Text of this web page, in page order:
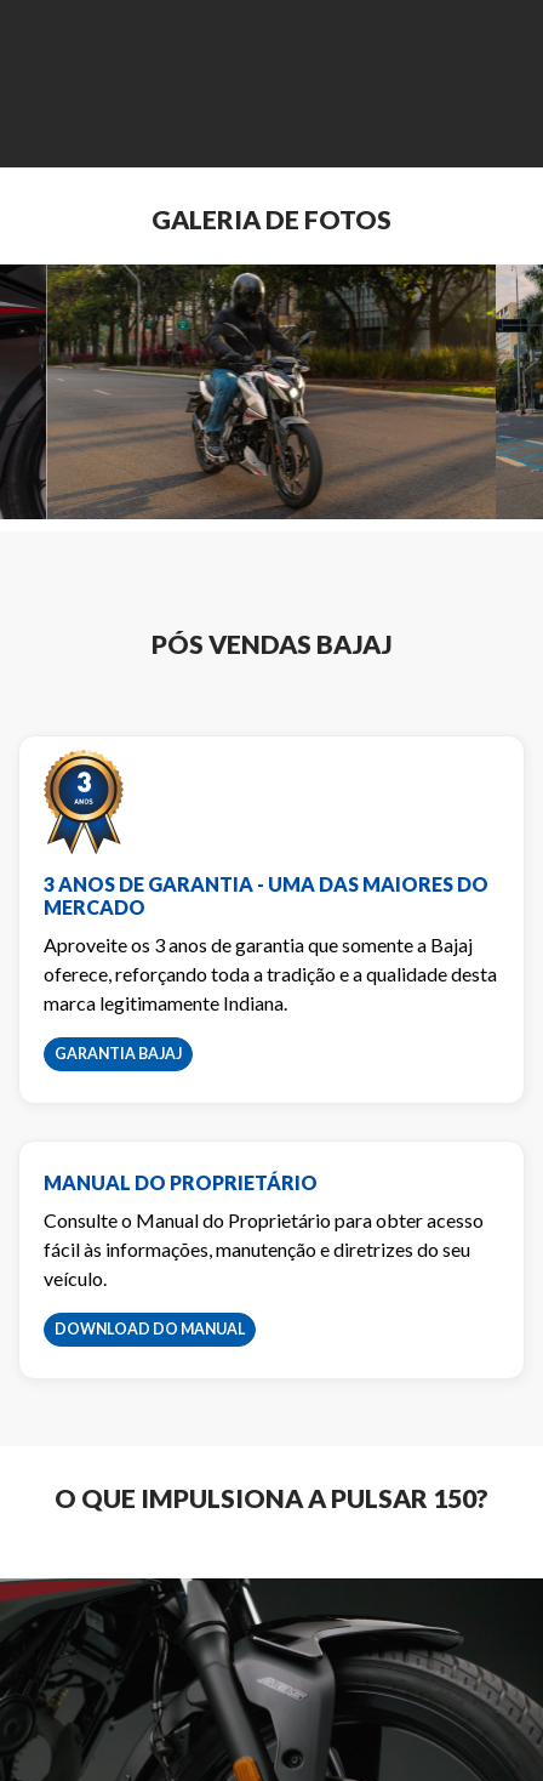
GALERIA DE FOTOS
PÓS VENDAS BAJAJ
3 ANOS DE GARANTIA - UMA DAS MAIORES DO
MERCADO
Aproveite os 3 anos de garantia que somente a Bajaj
oferece, reforçando toda a tradição e a qualidade desta
marca legitimamente Indiana.
GARANTIA BAJAJ
MANUAL DO PROPRIETÁRIO
Consulte o Manual do Proprietário para obter acesso
fácil às informações, manutenção e diretrizes do seu
veículo.
DOWNLOAD DO MANUAL
O QUE IMPULSIONA A PULSAR 150?